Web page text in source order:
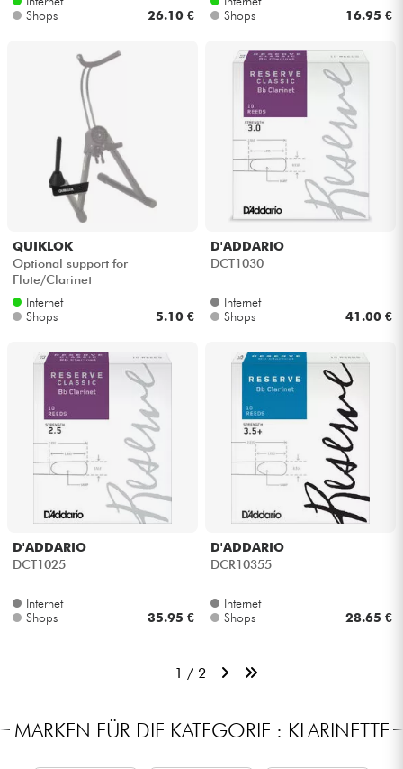
Shops
26.10 €
Shops
16.95 €
QUIKLOK
Optional support for
Flute/Clarinet
Internet
Shops
5.10 €
D'ADDARIO
DCT1030
Internet
Shops
41.00 €
D'ADDARIO
DCT1025
Internet
Shops
35.95 €
D'ADDARIO
DCR10355
Internet
Shops
28.65 €
1 / 2
MARKEN FÜR DIE KATEGORIE : KLARINETTE